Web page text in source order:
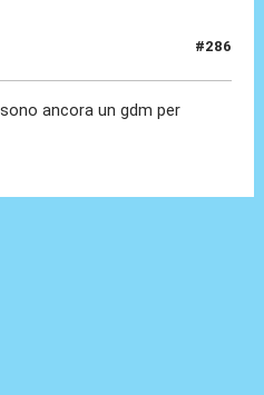
#286
ancora un gdm per